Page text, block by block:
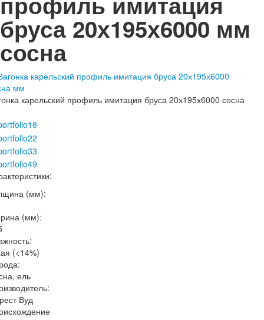
бруса 20х195х6000 мм
сосна
карельский профиль имитация бруса 20х195х6000 сосна
(мм):
(мм):
(<14%)
ель
Вуд